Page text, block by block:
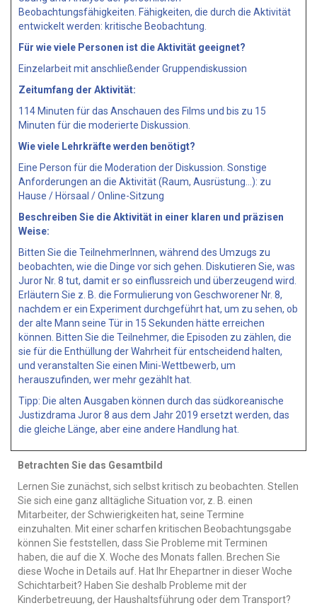
Beobachtungsfähigkeiten. Fähigkeiten, die durch die Aktivität
entwickelt werden: kritische Beobachtung.
Für wie viele Personen ist die Aktivität geeignet?
Einzelarbeit mit anschließender Gruppendiskussion
Zeitumfang der Aktivität:
114 Minuten für das Anschauen des Films und bis zu 15
Minuten für die moderierte Diskussion.
Wie viele Lehrkräfte werden benötigt?
Eine Person für die Moderation der Diskussion. Sonstige
Anforderungen an die Aktivität (Raum, Ausrüstung…): zu
Hause / Hörsaal / Online-Sitzung
Beschreiben Sie die Aktivität in einer klaren und präzisen
Weise:
Bitten Sie die TeilnehmerInnen, während des Umzugs zu
beobachten, wie die Dinge vor sich gehen. Diskutieren Sie, was
Juror Nr. 8 tut, damit er so einflussreich und überzeugend wird.
Erläutern Sie z. B. die Formulierung von Geschworener Nr. 8,
nachdem er ein Experiment durchgeführt hat, um zu sehen, ob
der alte Mann seine Tür in 15 Sekunden hätte erreichen
können. Bitten Sie die Teilnehmer, die Episoden zu zählen, die
sie für die Enthüllung der Wahrheit für entscheidend halten,
und veranstalten Sie einen Mini-Wettbewerb, um
herauszufinden, wer mehr gezählt hat.
Tipp: Die alten Ausgaben können durch das südkoreanische
Justizdrama Juror 8 aus dem Jahr 2019 ersetzt werden, das
die gleiche Länge, aber eine andere Handlung hat.
Betrachten Sie das Gesamtbild
Lernen Sie zunächst, sich selbst kritisch zu beobachten. Stellen
Sie sich eine ganz alltägliche Situation vor, z. B. einen
Mitarbeiter, der Schwierigkeiten hat, seine Termine
einzuhalten. Mit einer scharfen kritischen Beobachtungsgabe
können Sie feststellen, dass Sie Probleme mit Terminen
haben, die auf die X. Woche des Monats fallen. Brechen Sie
diese Woche in Details auf. Hat Ihr Ehepartner in dieser Woche
Schichtarbeit? Haben Sie deshalb Probleme mit der
Kinderbetreuung, der Haushaltsführung oder dem Transport?